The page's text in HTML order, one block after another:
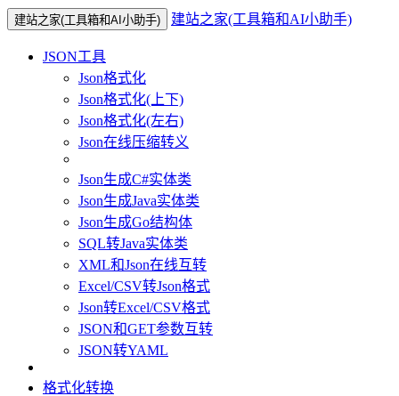
建站之家(工具箱和AI小助手) 建站之家(工具箱和AI小助手)
JSON工具
Json格式化
Json格式化(上下)
Json格式化(左右)
Json在线压缩转义
Json生成C#实体类
Json生成Java实体类
Json生成Go结构体
SQL转Java实体类
XML和Json在线互转
Excel/CSV转Json格式
Json转Excel/CSV格式
JSON和GET参数互转
JSON转YAML
格式化转换